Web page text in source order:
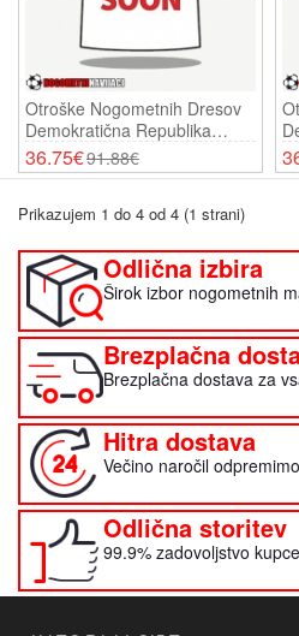
Otroške Nogometnih Dresov
Demokratična Republika
Kongo Yoane Wissa #20
Domači SP 2026 Kratki
36.75€91.88€
Prikazujem 1 do 4 od 4 (1 strani)
Odlična izbira
Širok izbor nogometnih
Brezplačna
Brezplačna dostava za
Hitra dostava
Večino naročil
Odlična storitev
99.9% zadovoljstvo